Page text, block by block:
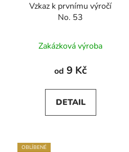
Vzkaz k prvnímu výročí
No. 53
Zakázková výroba
od 9 Kč
DETAIL
OBLÍBENÉ